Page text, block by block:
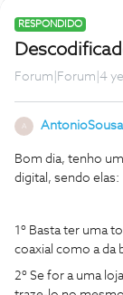
RESPONDIDO
Forum|Forum|4
A
Bom dia, tenho
digital, sendo elas:
1º Basta ter uma
coaxial como a da
2º Se for a uma